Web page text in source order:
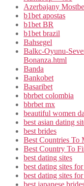
Azerbajany
b1bet apostas
b1bet BR
b1bet brazil
Bahsegel
Balkc-Oyunu-
Bonanza.html
Banda
Bankobet
Basaribet
bbrbet colombia
bbrbet mx
beautiful women
best asian dating
best brides
Best Countries To
Best Country To
best dating sites
best dating sites
best dating sites
best japanese